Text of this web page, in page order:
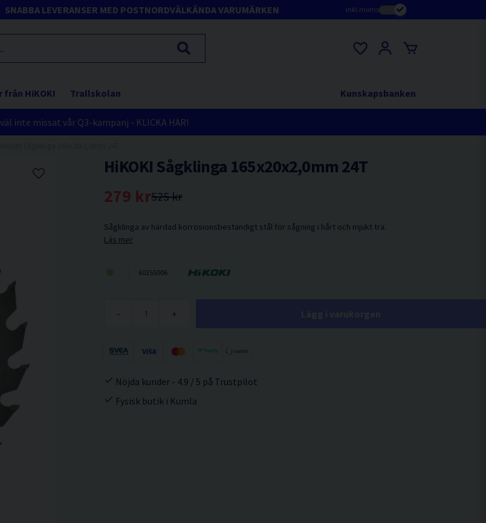
SNABBA LEVERANSER MED POSTNORDVÄLKÄNDA VARUMÄRKEN Inkl.moms
från HiKOKI Trallskolan Kunskapsbanken
inte missat vår Q3-kampanj - KLICKA HÄR!
HiKOKI Sågklinga 165x20x2,0mm 24T
525 kr
279 kr
Sågklinga av härdad korrosionsbeständigt stål för sågning i hårt och mjukt trä.
Läs mer
60355006
- +
Nöjda kunder - 4.9 / 5 på Trustpilot
Fysisk butik i Kumla